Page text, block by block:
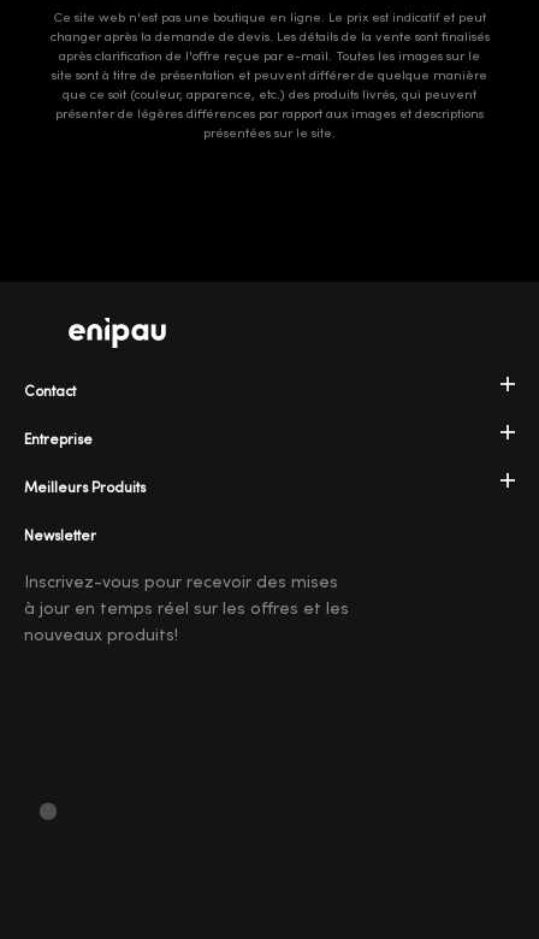
Ce site web n'est pas une boutique en ligne. Le prix est indicatif et peut
changer après la demande de devis. Les détails de la vente sont finalisés
après clarification de l'offre reçue par e-mail. Toutes les images sur le
site sont à titre de présentation et peuvent différer de quelque manière
que ce soit (couleur, apparence, etc.) des produits livrés, qui peuvent
présenter de légères différences par rapport aux images et descriptions
présentées sur le site.
Entreprise
Meilleurs Produits
Contact
Newsletter
Inscrivez-vous pour recevoir des mises
à jour en temps réel sur les offres et les
nouveaux produits!